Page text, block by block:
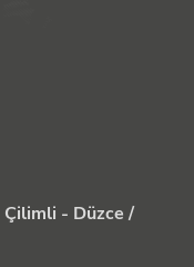
Çilimli - Düzce /